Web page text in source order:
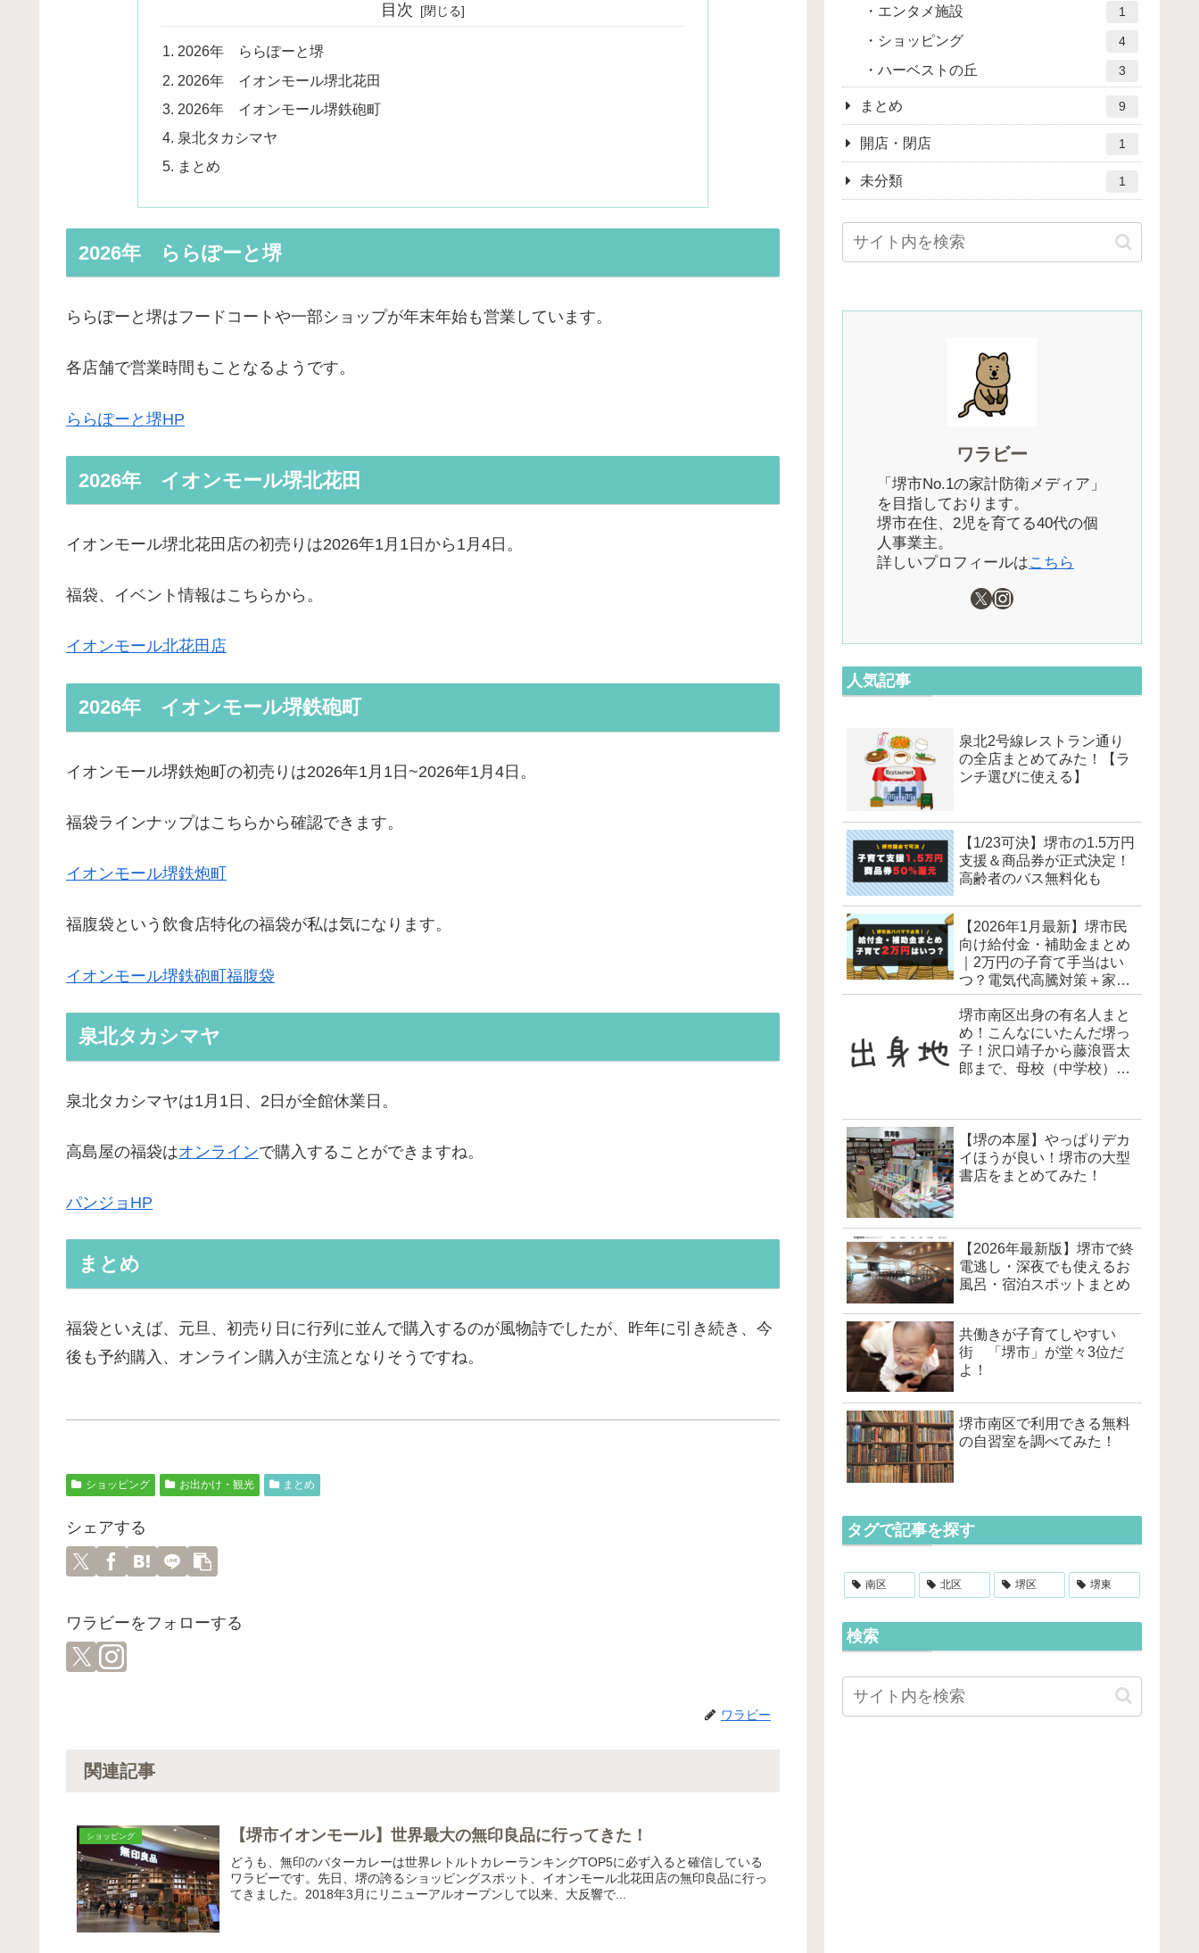
目次
2026年 ららぽーと堺
2026年 イオンモール堺北花田
2026年 イオンモール堺鉄砲町
泉北タカシマヤ
まとめ
2026年 ららぽーと堺
ららぽーと堺はフードコートや一部ショップが年末年始も営業しています。
各店舗で営業時間もことなるようです。
ららぽーと堺HP
2026年 イオンモール堺北花田
イオンモール堺北花田店の初売りは2026年1月1日から1月4日。
福袋、イベント情報はこちらから。
イオンモール北花田店
2026年 イオンモール堺鉄砲町
イオンモール堺鉄炮町の初売りは2026年1月1日~2026年1月4日。
福袋ラインナップはこちらから確認できます。
イオンモール堺鉄炮町
福腹袋という飲食店特化の福袋が私は気になります。
イオンモール堺鉄砲町福腹袋
泉北タカシマヤ
泉北タカシマヤは1月1日、2日が全館休業日。
高島屋の福袋はオンラインで購入することができますね。
パンジョHP
まとめ
福袋といえば、元旦、初売り日に行列に並んで購入するのが風物詩でしたが、昨年に引き続き、今
後も予約購入、オンライン購入が主流となりそうですね。
ショッピング お出かけ・観光 まとめ
シェアする
ワラビーをフォローする
ワラビー
関連記事
ショッピング 【堺市イオンモール】世界最大の無印良品に行ってきた！
どうも、無印のバターカレーは世界レトルトカレーランキングTOP5に必ず入ると確信している
ワラビーです。先日、堺の誇るショッピングスポット、イオンモール北花田店の無印良品に行っ
てきました。2018年3月にリニューアルオープンして以来、大反響で...
エンタメ施設 1
ショッピング 4
ハーベストの丘 3
まとめ 9
開店・閉店 1
未分類 1
ワラビー
「堺市No.1の家計防衛メディア」
を目指しております。
堺市在住、2児を育てる40代の個
人事業主。
詳しいプロフィールはこちら
人気記事
泉北2号線レストラン通り
の全店まとめてみた！【ラ
ンチ選びに使える】
【1/23可決】堺市の1.5万円
支援＆商品券が正式決定！
高齢者のバス無料化も
【2026年1月最新】堺市民
向け給付金・補助金まとめ
｜2万円の子育て手当はい
つ？電気代高騰対策＋家計
を月5万円ラクにする現実
的な方法
堺市南区出身の有名人まと
め！こんなにいたんだ堺っ
子！沢口靖子から藤浪晋太
郎まで、母校（中学校）も
【堺の本屋】やっぱりデカ
イほうが良い！堺市の大型
書店をまとめてみた！
【2026年最新版】堺市で終
電逃し・深夜でも使えるお
風呂・宿泊スポットまとめ
共働きが子育てしやすい
街 「堺市」が堂々3位だ
よ！
堺市南区で利用できる無料
の自習室を調べてみた！
タグで記事を探す
南区 北区 堺区 堺東
検索